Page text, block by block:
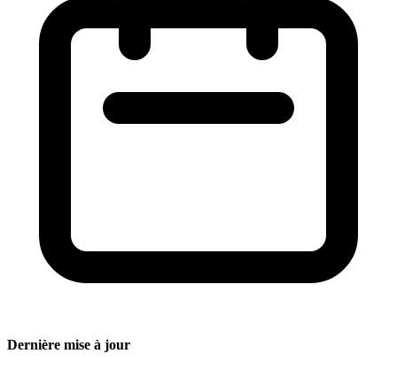
Dernière mise à jour